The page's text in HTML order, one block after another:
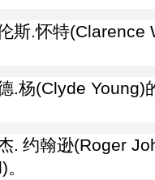
斯.怀特(Clarence
.杨(Clyde Young)
. 约翰逊(Roger